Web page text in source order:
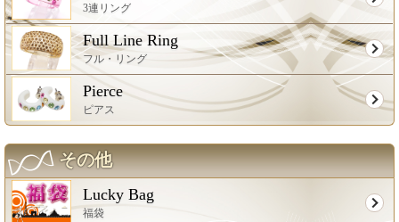
3連リング
Full Line Ring
フル・リング
Pierce
ピアス
その他
Lucky Bag
福袋